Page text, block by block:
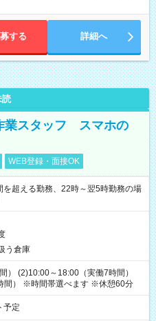
する 詳細へ
読
業スタッフ スマホの
WEB登録・面接OK
超える勤務、22時～翌5時勤務の場
う倉庫
） (2)10:00～18:00（実働7時間）
間） ※時間帯選べます ※休憩60分
予定